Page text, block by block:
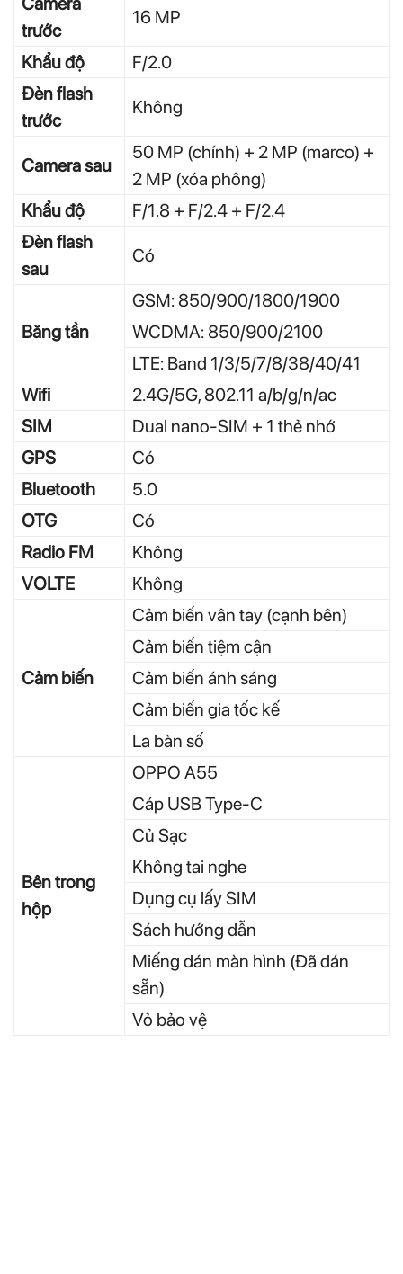
trước
16 MP
Khẩu độ
F/2.0
Đèn flash
trước
Không
Camera sau
50 MP (chính) + 2 MP (marco) +
2 MP (xóa phông)
Khẩu độ
F/1.8 + F/2.4 + F/2.4
Đèn flash
sau
Có
Băng tần
GSM: 850/900/1800/1900
WCDMA: 850/900/2100
LTE: Band 1/3/5/7/8/38/40/41
Wifi
2.4G/5G, 802.11 a/b/g/n/ac
SIM
Dual nano-SIM + 1 thẻ nhớ
GPS
Có
Bluetooth
5.0
OTG
Có
Radio FM
Không
VOLTE
Không
Cảm biến
Cảm biến vân tay (cạnh bên)
Cảm biến tiệm cận
Cảm biến ánh sáng
Cảm biến gia tốc kế
La bàn số
Bên trong
hộp
OPPO A55
Cáp USB Type-C
Củ Sạc
Không tai nghe
Dụng cụ lấy SIM
Sách hướng dẫn
Miếng dán màn hình (Đã dán
sẵn)
Vỏ bảo vệ